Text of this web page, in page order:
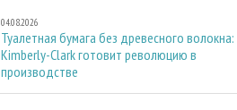
04.08.2026
Туалетная бумага без древесного волокна:
Kimberly-Clark готовит революцию в
производстве